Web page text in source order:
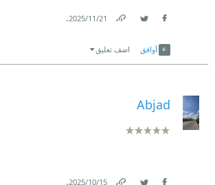
21‏/11‏/2025
.
أوافق اضف تعليق
Abjad
15‏/10‏/2025
.